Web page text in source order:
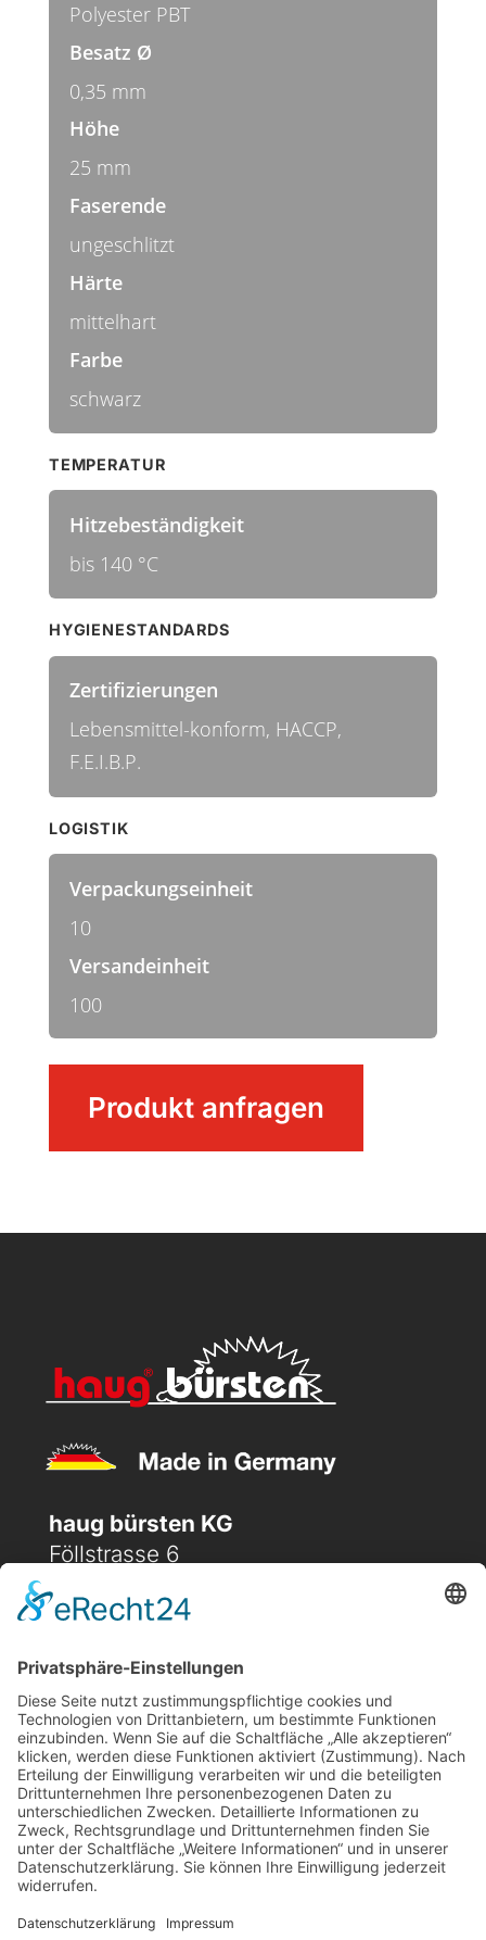
Bürste,Produkt anfragen
Polyester PBT
Besatz Ø
0,35 mm
Höhe
25 mm
Faserende
ungeschlitzt
Härte
mittelhart
Farbe
schwarz
TEMPERATUR
Hitzebeständigkeit
bis 140 °C
HYGIENESTANDARDS
Zertifizierungen
Lebensmittel-konform, HACCP,
F.E.I.B.P.
LOGISTIK
Verpackungseinheit
10
Versandeinheit
100
haug bürsten KG
Föllstrasse 6
D-86343 Königsbrunn
 (+49) 08231 / 96 30 96
 office@haugbuersten.de
Weitere Seiten
Hygienesortiment
Haushaltssortiment
Ansprechpartner
Jobs